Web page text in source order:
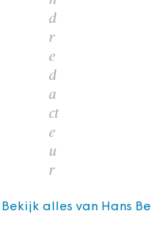
d
r
e
d
a
ct
e
u
r
Bekijk alles van Hans